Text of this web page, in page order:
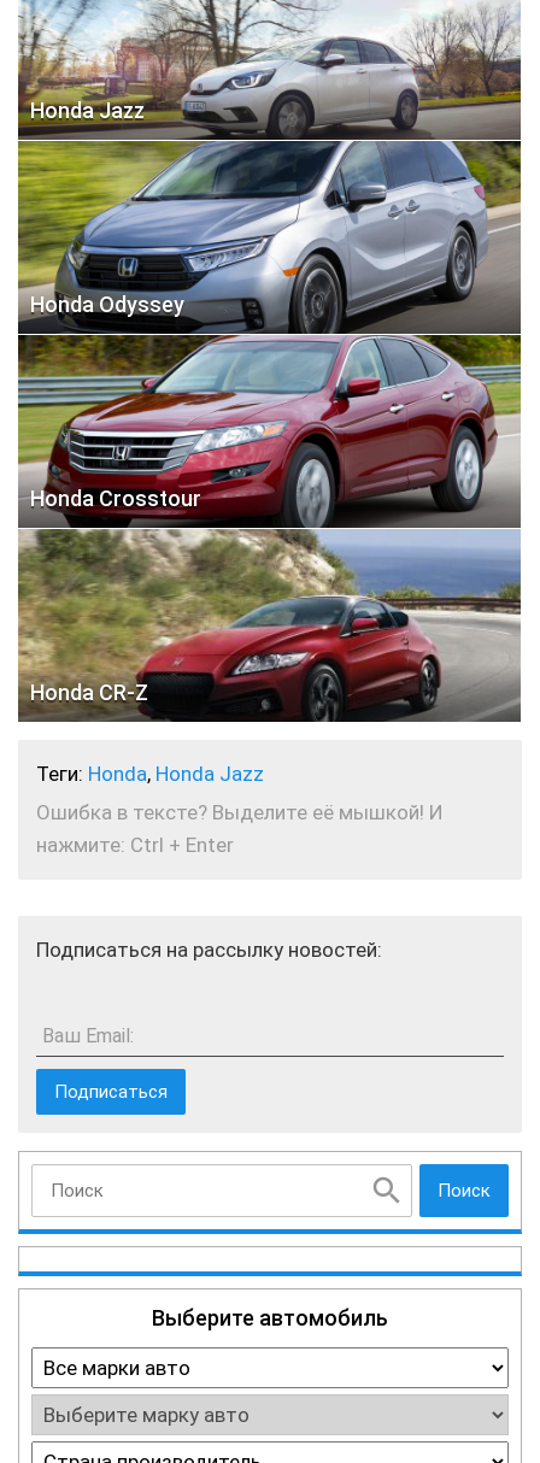
Поиск
Выберите автомобиль
Honda Jazz
Honda Odyssey
Honda Crosstour
Honda CR-Z
Теги: Honda, Honda Jazz
Ошибка в тексте? Выделите её мышкой! И
нажмите: Ctrl + Enter
Подписаться на рассылку новостей:
Ваш Email: